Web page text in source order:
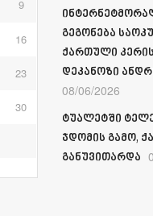
9
16
23
30
გეგონება
ქართული
დეკანოზი
08/06/2026
ტუალეტში
ჯდომის გამო,
განუვითარდა